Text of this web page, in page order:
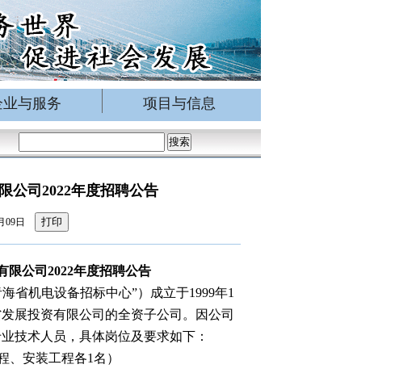
业与服务 项目与信息
公司2022年度招聘公告
09日 打印
限公司2022年度招聘公告
省机电设备招标中心”）成立于1999年1
展投资有限公司的全资子公司。因公司
技术人员，具体岗位及要求如下：
安装工程各1名）